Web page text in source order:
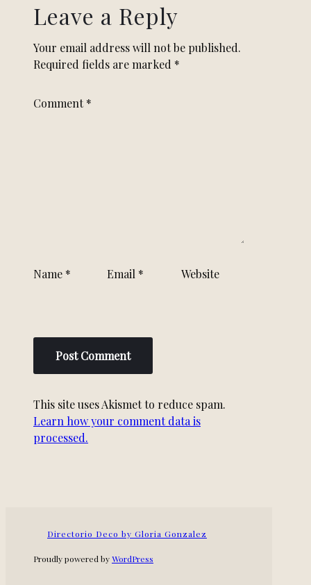
Leave a Reply
Your email address will not be published.
Required fields are marked *
Comment*
Name * Email * Website
This site uses Akismet to reduce spam.
Learn how your comment data is
processed.
Directorio Deco by Gloria Gonzalez
Proudly powered byWordPress